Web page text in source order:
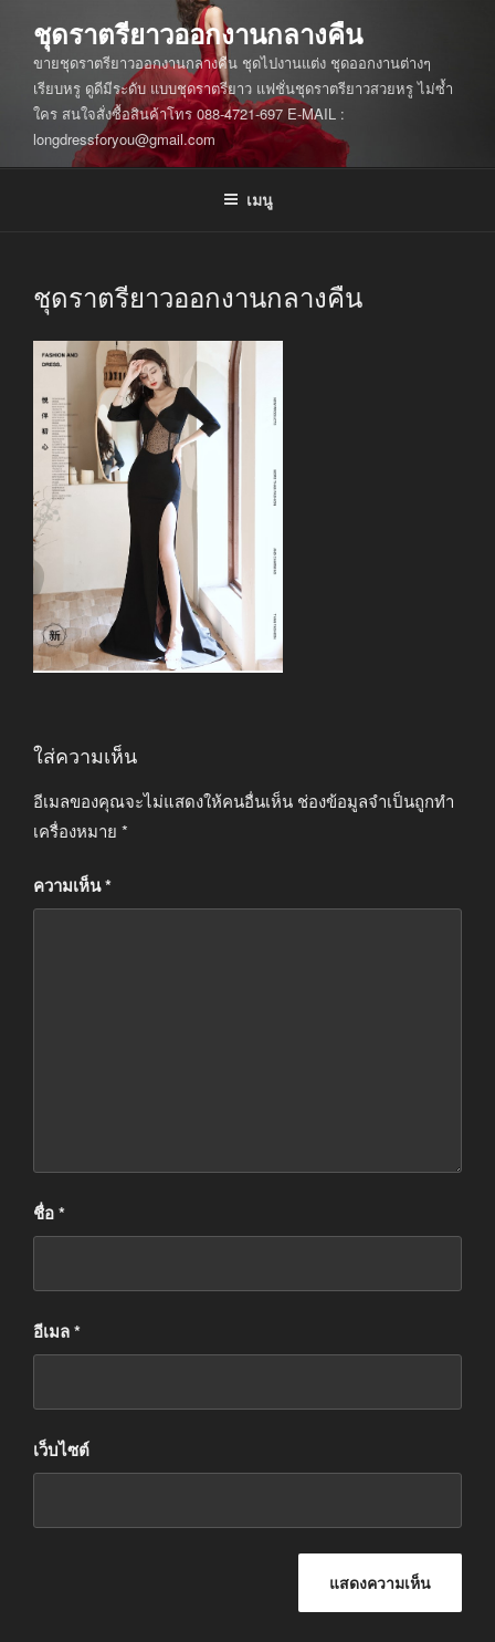
บทความ
ชุดราตรียาวออกงานกลางคืน
ขายชุดราตรียาวออกงานกลางคืน ชุดไปงานแต่ง ชุดออกงานต่างๆ
เรียบหรู ดูดีมีระดับ แบบชุดราตรียาว แฟชั่นชุดราตรียาวสวยหรู ไม่ซ้ำ
ใคร สนใจสั่งซื้อสินค้าโทร 088-4721-697 E-MAIL :
longdressforyou@gmail.com
เมนู
ชุดราตรียาวออกงานกลางคืน
ใส่ความเห็น
อีเมลของคุณจะไม่แสดงให้คนอื่นเห็น ช่องข้อมูลจำเป็นถูกทำ
เครื่องหมาย *
ความเห็น*
ชื่อ*
อีเมล*
เว็บไซต์